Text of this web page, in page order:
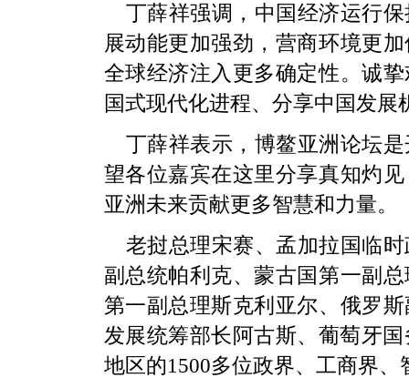
丁薛祥强调，中国经济运行
展动能更加强劲，营商环境更
全球经济注入更多确定性。诚
国式现代化进程、分享中国发展
丁薛祥表示，博鳌亚洲论坛
望各位嘉宾在这里分享真知灼
亚洲未来贡献更多智慧和力量。
老挝总理宋赛、孟加拉国临
副总统帕利克、蒙古国第一副
第一副总理斯克利亚尔、俄罗
发展统筹部长阿古斯、葡萄牙
地区的1500多位政界、工商界